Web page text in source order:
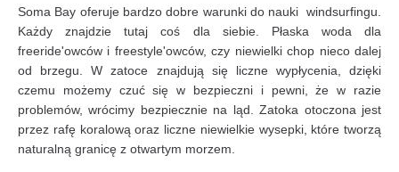
Soma Bay oferuje bardzo dobre warunki do nauki windsurfingu.
Każdy znajdzie tutaj coś dla siebie. Płaska woda dla
freeride'owców i freestyle'owców, czy niewielki chop nieco dalej
od brzegu. W zatoce znajdują się liczne wypłycenia, dzięki
czemu możemy czuć się w bezpieczni i pewni, że w razie
problemów, wrócimy bezpiecznie na ląd. Zatoka otoczona jest
przez rafę koralową oraz liczne niewielkie wysepki, które tworzą
naturalną granicę z otwartym morzem.